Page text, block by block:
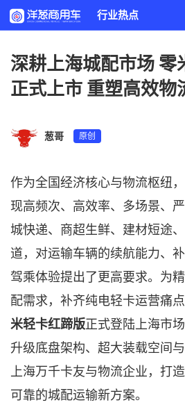
行业热点
深耕上海城配市场 零
正式上市 重塑高效物
葱哥 原创
作为全国经济核心与物流枢纽
现高频次、高效率、多场景、
城快递、商超生鲜、建材短途
道，对运输车辆的续航能力、
驾乘体验提出了更高要求。为
配需求，补齐纯电轻卡运营痛
米轻卡红蹄版正式登陆上海市
升级底盘架构、超大装载空间
上海万千卡友与物流企业，打
可靠的城配运输新方案。